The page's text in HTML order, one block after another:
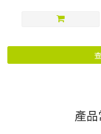
產